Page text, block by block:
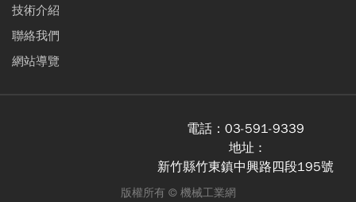
技術介紹
聯絡我們
網站導覽
電話： 03-591-9339
地址 :
新竹縣竹東鎮中興路四段195號
版權所有 © 機械工業網